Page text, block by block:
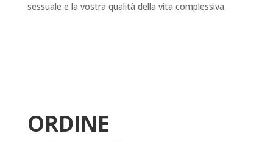
sessuale e la vostra qualità della vita complessiva.
ORDINE